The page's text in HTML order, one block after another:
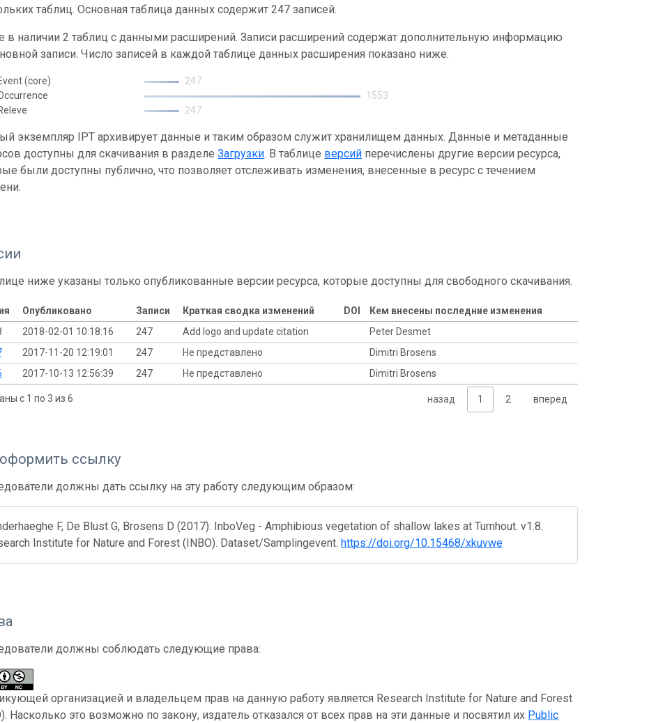
таблиц. Основная таблица данных содержит 247 записей.
в наличии 2 таблиц с данными расширений. Записи расширений содержат дополнительную информацию
записи. Число записей в каждой таблице данных расширения показано ниже.
(core)
247
1553
247
экземпляр IPT архивирует данные и таким образом служит хранилищем данных. Данные и метаданные
доступны для скачивания в разделеЗагрузки. В таблице версий перечислены другие версии ресурса,
были доступны публично, что позволяет отслеживать изменения, внесенные в ресурс с течением
ниже указаны только опубликованные версии ресурса, которые доступны для свободного скачивания.
Опубликовано Записи Краткая сводка изменений DOI
Кем внесены последние изменения
2018-02-01 10:18:16 247 Add logo and update citation
Peter Desmet
2017-11-20 12:19:01 247 Не представлено
Dimitri Brosens
2017-10-13 12:56:39 247 Не представлено Dimitri Brosens
с 1 по 3 из 6 назад 1 2 вперед
ссылку
должны дать ссылку на эту работу следующим образом:
F, De Blust G, Brosens D (2017): InboVeg - Amphibious vegetation of shallow lakes at Turnhout. v1.8.
Institute for Nature and Forest (INBO). Dataset/Samplingevent. https://doi.org/10.15468/xkuvwe
должны соблюдать следующие права:
организацией и владельцем прав на данную работу является Research Institute for Nature and Forest
Насколько это возможно по закону, издатель отказался от всех прав на эти данные и посвятил их Public